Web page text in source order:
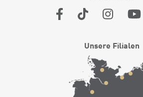
Unsere Filialen